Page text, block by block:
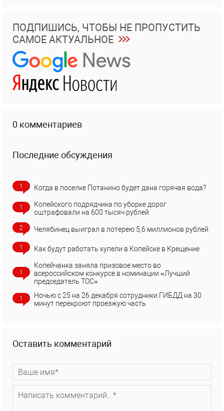
ПОДПИШИСЬ, ЧТОБЫ НЕ ПРОПУСТИТЬ
САМОЕ АКТУАЛЬНОЕ
0 комментариев
Последние обсуждения
1 Когда в поселке Потанино будет дана горячая вода?
1
Копейского подрядчика по уборке дорог
оштрафовали на 600 тысяч рублей
2 Челябинец выиграл в лотерею 5,6 миллионов рублей
1 Как будут работать купели в Копейске в Крещение
1
Копейчанка заняла призовое место во
всероссийском конкурсе в номинации «Лучший
председатель ТОС»
1
Ночью с 25 на 26 декабря сотрудники ГИБДД на 30
минут перекроют проезжую часть
Оставить комментарий